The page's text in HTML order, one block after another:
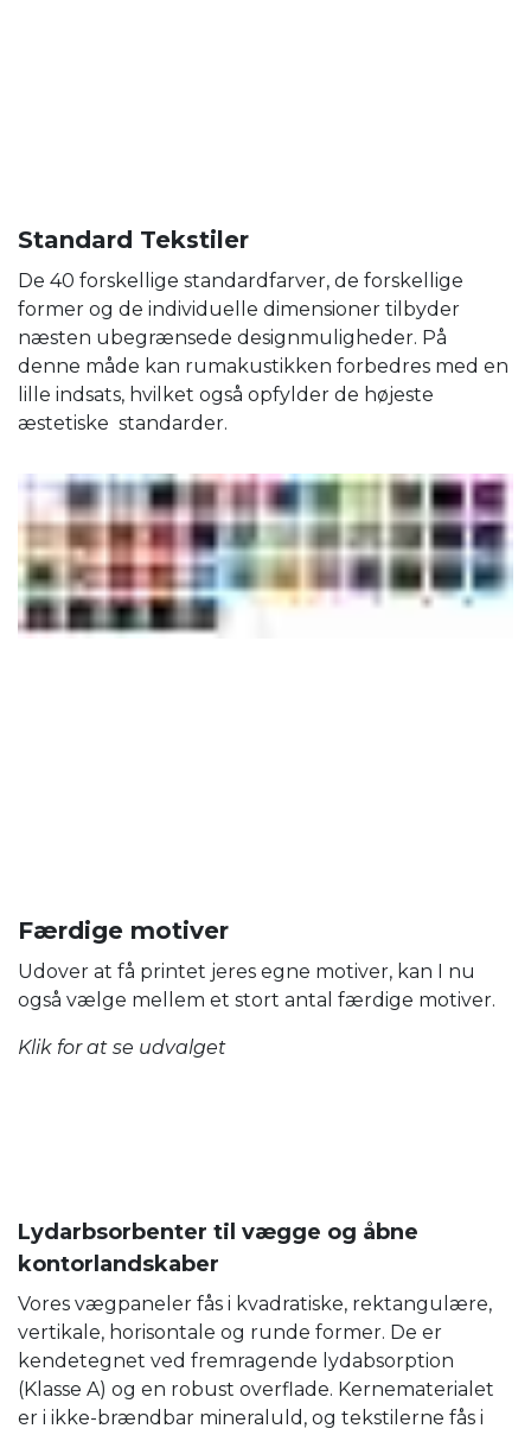
Standard Tekstiler
De 40 forskellige standardfarver, de forskellige
former og de individuelle dimensioner tilbyder
næsten ubegrænsede designmuligheder. På
denne måde kan rumakustikken forbedres med en
lille indsats, hvilket også opfylder de højeste
æstetiske standarder.
Færdige motiver
Udover at få printet jeres egne motiver, kan I nu
også vælge mellem et stort antal færdige motiver.
Klik for at se udvalget
Lydarbsorbenter til vægge og åbne
kontorlandskaber
Vores vægpaneler fås i kvadratiske, rektangulære,
vertikale, horisontale og runde former. De er
kendetegnet ved fremragende lydabsorption
(Klasse A) og en robust overflade. Kernematerialet
er i ikke-brændbar mineraluld, og tekstilerne fås i